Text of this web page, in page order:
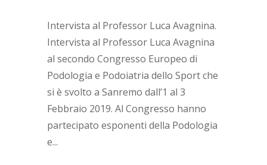
Intervista al Professor Luca Avagnina.
Intervista al Professor Luca Avagnina
al secondo Congresso Europeo di
Podologia e Podoiatria dello Sport che
si è svolto a Sanremo dall’1 al 3
Febbraio 2019. Al Congresso hanno
partecipato esponenti della Podologia
e...